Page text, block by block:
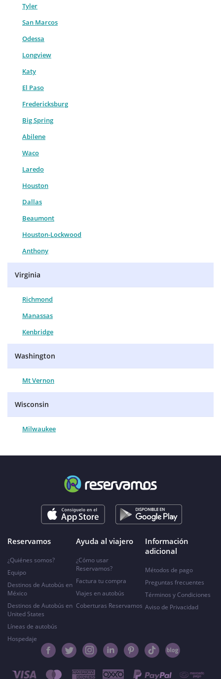
Tyler
San Marcos
Odessa
Longview
Katy
El Paso
Fredericksburg
Big Spring
Abilene
Waco
Laredo
Houston
Dallas
Beaumont
Houston-Lockwood
Anthony
Virginia
Richmond
Manassas
Kenbridge
Washington
Mt Vernon
Wisconsin
Milwaukee
Reservamos
¿Quiénes somos?
Equipo
Destinos de Autobús en
México
Destinos de Autobús en
United States
Líneas de autobús
Hospedaje
Ayuda al viajero
¿Cómo usar
Reservamos?
Factura tu compra
Viajes en autobús
Coberturas Reservamos
Información
adicional
Métodos de pago
Preguntas frecuentes
Términos y Condiciones
Aviso de Privacidad